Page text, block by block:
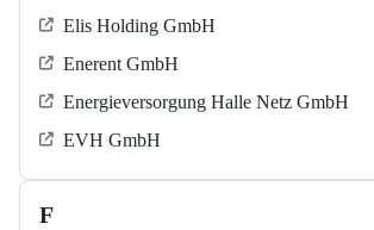
Elis Holding GmbH
Enerent GmbH
Energieversorgung Halle Netz GmbH
EVH GmbH
F